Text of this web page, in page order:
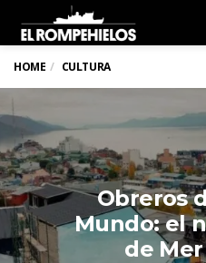
HOME CULTURA
Obreros
Mundo: el
de